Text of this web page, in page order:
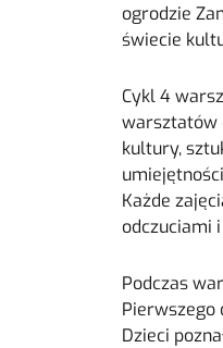
ogrodzie
świecie
Cykl 4
warsztatów
kultury,
Każde
odczuciami
Podczas
Pierwszego
Dzieci